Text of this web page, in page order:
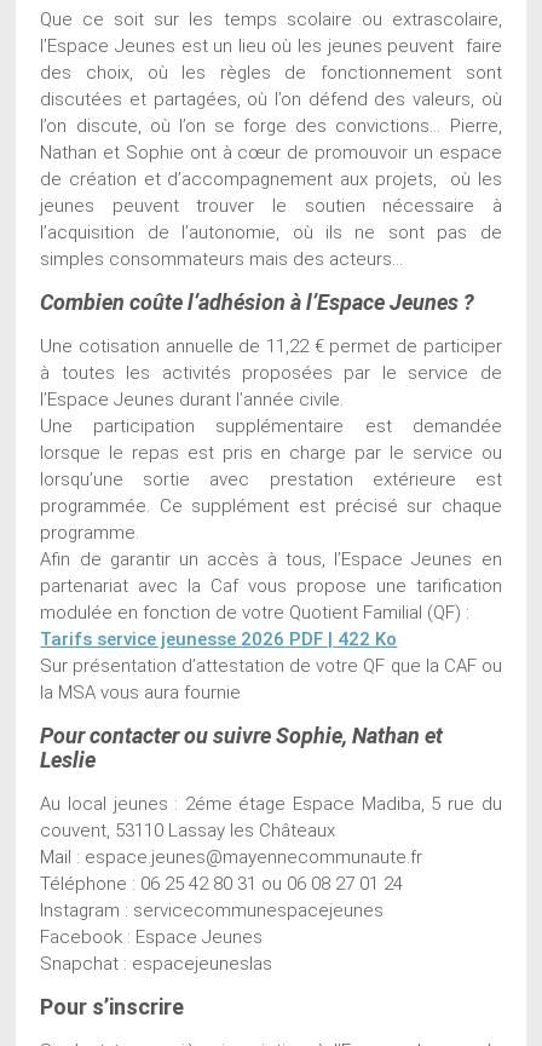
Que ce soit sur les temps scolaire ou extrascolaire,
l’Espace Jeunes est un lieu où les jeunes peuvent faire
des choix, où les règles de fonctionnement sont
discutées et partagées, où l’on défend des valeurs, où
l’on discute, où l’on se forge des convictions… Pierre,
Nathan et Sophie ont à cœur de promouvoir un espace
de création et d’accompagnement aux projets, où les
jeunes peuvent trouver le soutien nécessaire à
l’acquisition de l’autonomie, où ils ne sont pas de
simples consommateurs mais des acteurs…
Combien coûte l’adhésion à l’Espace Jeunes ?
Une cotisation annuelle de 11,22 € permet de participer
à toutes les activités proposées par le service de
l’Espace Jeunes durant l’année civile.
Une participation supplémentaire est demandée
lorsque le repas est pris en charge par le service ou
lorsqu’une sortie avec prestation extérieure est
programmée. Ce supplément est précisé sur chaque
programme.
Afin de garantir un accès à tous, l’Espace Jeunes en
partenariat avec la Caf vous propose une tarification
modulée en fonction de votre Quotient Familial (QF) :
Tarifs service jeunesse 2026 PDF | 422 Ko
Sur présentation d’attestation de votre QF que la CAF ou
la MSA vous aura fournie
Pour contacter ou suivre Sophie, Nathan et
Leslie
Au local jeunes : 2éme étage Espace Madiba, 5 rue du
couvent, 53110 Lassay les Châteaux
Mail : espace.jeunes@mayennecommunaute.fr
Téléphone : 06 25 42 80 31 ou 06 08 27 01 24
Instagram : servicecommunespacejeunes
Facebook : Espace Jeunes
Snapchat : espacejeuneslas
Pour s’inscrire